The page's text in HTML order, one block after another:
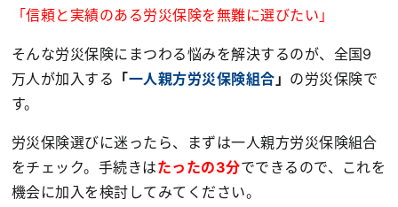
「信頼と実績のある労災保険を無難に選びたい」
そんな労災保険にまつわる悩みを解決するのが、全国9
万人が加入する 「一人親方労災保険組合 」 の労災保険で
す。
労災保険選びに迷ったら、まずは一人親方労災保険組合
をチェック。手続きはたったの3分でできるので、これを
機会に加入を検討してみてください。